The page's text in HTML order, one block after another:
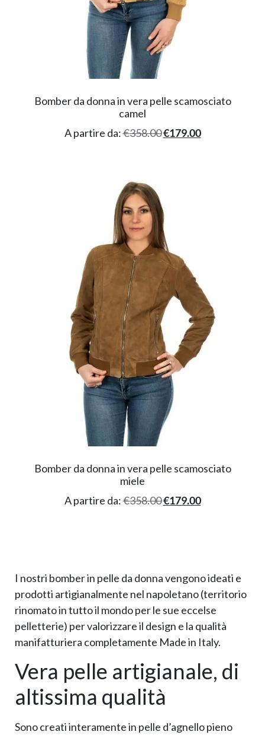
Bomber da donna in vera pelle scamosciato
camel
A partire da:€358.00€179.00
Bomber da donna in vera pelle scamosciato
miele
A partire da:€358.00€179.00
I nostri bomber in pelle da donna vengono ideati e
prodotti artigianalmente nel napoletano (territorio
rinomato in tutto il mondo per le sue eccelse
pelletterie) per valorizzare il design e la qualità
manifatturiera completamente Made in Italy.
Vera pelle artigianale, di
altissima qualità
Sono creati interamente in pelle d’agnello pieno